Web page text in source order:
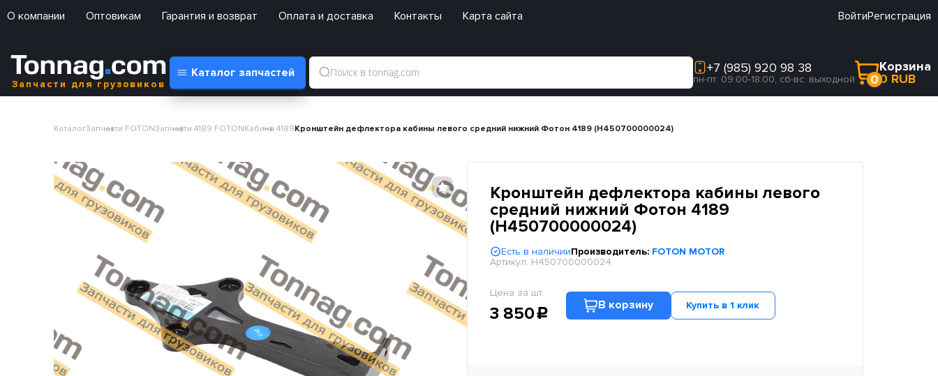
О компании Оптовикам Гарантия и возврат Оплата и доставка Контакты Карта сайта ВойтиРегистрация
Запчасти для грузовиков
Каталог запчастей +7 (985) 920 98 38
пн-пт: 09:00-18:00, сб-вс: выходной 0
Корзина
0 RUB
КаталогЗапчасти FOTONЗапчасти 4189 FOTONКабина 4189Кронштейн дефлектора кабины левого средний нижний Фотон 4189 (H450700000024)
Кронштейн дефлектора кабины левого
средний нижний Фотон 4189
(H450700000024)
Есть в наличииПроизводитель: FOTON MOTOR
Артикул: H450700000024
Цена за шт.
3 850c
В корзину Купить в 1 клик